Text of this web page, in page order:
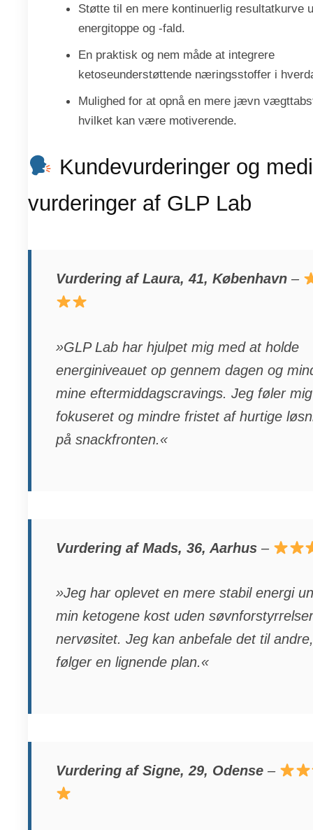
Støtte til en mere kontinuerlig resultatkurve
energitoppe og -fald.
En praktisk og nem måde at integrere
ketoseunderstøttende næringsstoffer i
Mulighed for at opnå en mere jævn
hvilket kan være motiverende.
Kundevurderinger og
vurderinger af GLP Lab
Vurdering af Laura, 41, København –
»GLP Lab har hjulpet mig med at holde
energiniveauet op gennem dagen og
mine eftermiddagscravings. Jeg føler
fokuseret og mindre fristet af hurtige
på snackfronten.«
Vurdering af Mads, 36, Aarhus –
»Jeg har oplevet en mere stabil energi
min ketogene kost uden
nervøsitet. Jeg kan anbefale det til
følger en lignende plan.«
Vurdering af Signe, 29, Odense –